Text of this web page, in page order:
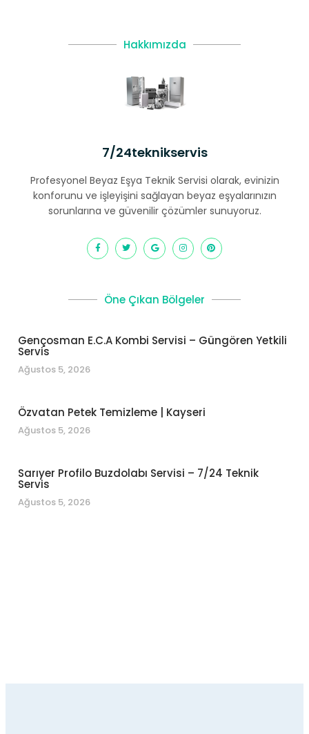
Hakkımızda
7/24teknikservis
Profesyonel Beyaz Eşya Teknik Servisi olarak, evinizin
konforunu ve işleyişini sağlayan beyaz eşyalarınızın
sorunlarına ve güvenilir çözümler sunuyoruz.
Öne Çıkan Bölgeler
Gençosman E.C.A Kombi Servisi – Güngören Yetkili
Servis
Ağustos 5, 2026
Özvatan Petek Temizleme | Kayseri
Ağustos 5, 2026
Sarıyer Profilo Buzdolabı Servisi – 7/24 Teknik
Servis
Ağustos 5, 2026